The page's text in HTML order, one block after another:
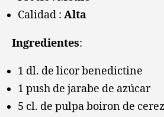
Calidad : Alta
Ingredientes:
1 dl. de licor benedictine
1 push de jarabe de azúcar
5 cl. de pulpa boiron de